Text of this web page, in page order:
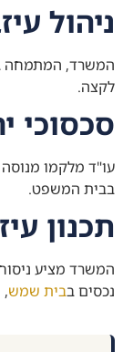
ניהול
המשרד, המתמחה
לקצה.
סכסוכי
עו"ד מלקמו מנוסה
בבית המשפט.
תכנון
המשרד מציע
נכסים בבית שמש,